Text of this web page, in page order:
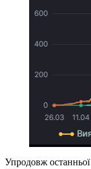
Упродовж останньої